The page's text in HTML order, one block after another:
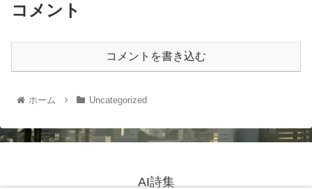
コメント
コメントを書き込む
ホーム Uncategorized
AI詩集